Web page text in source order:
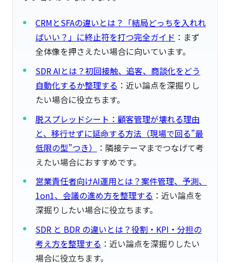
CRMとSFAの違いとは？「結局どっちを入れれ
ばいい？」に終止符を打つ完全ガイド ：まず
全体像を押さえたい場合に向いています。
SDR AIとは？初回接触、追客、商談化をどう
自動化するか整理する ：近い論点を深掘りし
たい場合に役立ちます。
脱スプレッドシート：顧客管理が壊れる理由
と、移行せずに延命する方法（現場で回る”最
低限の型”つき）
：隣接テーマまでつなげて考
えたい場合におすすめです。
営業責任者向けAI運用とは？案件管理、予測、
1on1、会議の進め方を整理する ：近い論点を
深掘りしたい場合に役立ちます。
SDR と BDR の違いとは？役割・KPI・分担の
考え方を整理する ：近い論点を深掘りしたい
場合に役立ちます。